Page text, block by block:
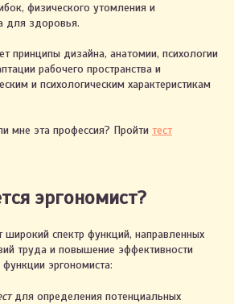
физического утомления и
для здоровья.
принципы дизайна, анатомии, психологии
рабочего пространства и
и психологическим характеристикам
мне эта профессия? Пройти тест
эргономист?
широкий спектр функций, направленных
труда и повышение эффективности
эргономиста:
для определения потенциальных